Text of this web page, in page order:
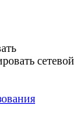
сетевой